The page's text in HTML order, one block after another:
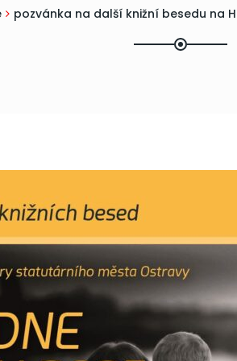
pozvánka na další knižní besedu na